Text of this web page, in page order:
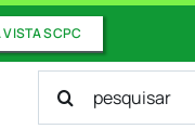
VISTA SCPC
Buscar
resultados